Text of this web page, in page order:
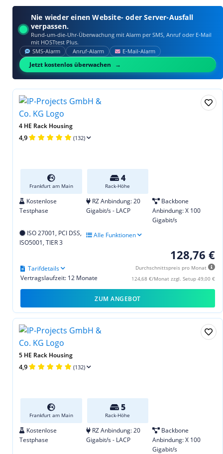
Nie wieder einen Website- oder Server-Ausfall
verpassen.
Rund-um-die-Uhr-Überwachung mit Alarm per SMS, Anruf oder E‑Mail
mit HOSTtest Plus.
SMS‑Alarm Anruf‑Alarm E‑Mail‑Alarm
Jetzt kostenlos überwachen
4 HE Rack Housing
4,9 (132)
Frankfurt am Main
4
Rack-Höhe
Kostenlose
Testphase
RZ Anbindung: 20
Gigabit/s - LACP
Backbone
Anbindung: X 100
Gigabit/s
ISO 27001, PCI DSS,
ISO5001, TIER 3
Alle Funktionen
128,76 €
Durchschnittspreis pro Monat
124,68 €/Monat zzgl. Setup 49,00 €
Vertragslaufzeit: 12 Monate
Tarifdetails
ZUM ANGEBOT
5 HE Rack Housing
4,9 (132)
Frankfurt am Main
5
Rack-Höhe
Kostenlose
Testphase
RZ Anbindung: 20
Gigabit/s - LACP
Backbone
Anbindung: X 100
Gigabit/s